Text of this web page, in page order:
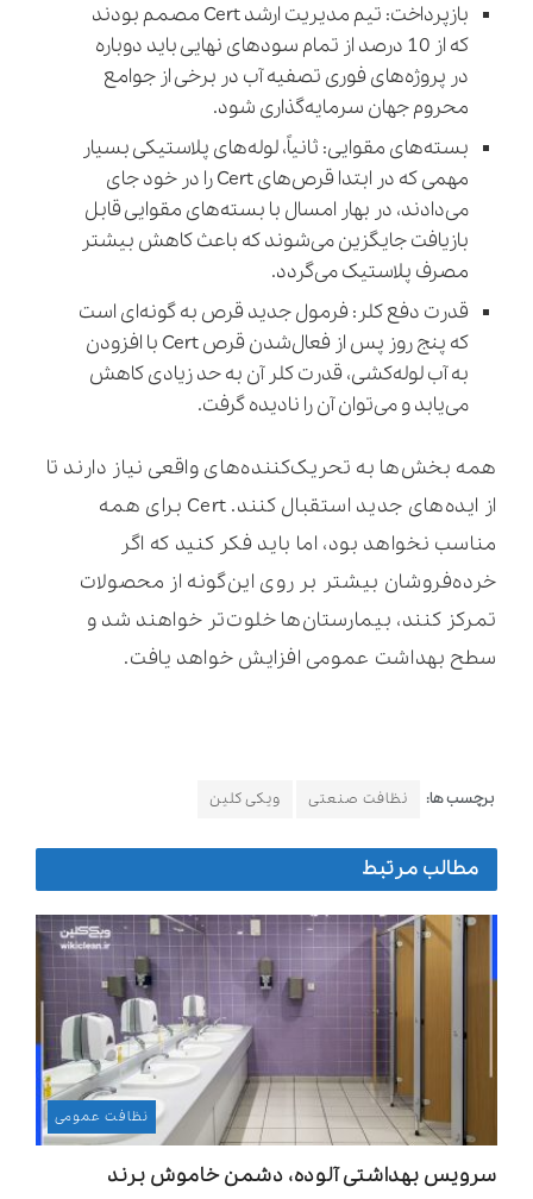
بازپرداخت: تیم مدیریت ارشد Cert مصمم بودند
که از 10 درصد از تمام سودهای نهایی باید دوباره
در پروژه‌های فوری تصفیه آب در برخی از جوامع
محروم جهان سرمایه‌گذاری شود.
بسته‌های مقوایی: ثانیاً، لوله‌های پلاستیکی بسیار
مهمی که در ابتدا قرص‌های Cert را در خود جای
می‌دادند، در بهار امسال با بسته‌های مقوایی قابل
بازیافت جایگزین می‌شوند که باعث کاهش بیشتر
مصرف پلاستیک می‌گردد.
قدرت دفع کلر: فرمول جدید قرص به گونه‌ای است
که پنج روز پس از فعال‌شدن قرص Cert با افزودن
به آب لوله‌کشی، قدرت کلر آن به حد زیادی کاهش
می‌یابد و می‌توان آن را نادیده گرفت.
همه بخش‌ها به تحریک‌کننده‌های واقعی نیاز دارند تا
از ایده‌های جدید استقبال کنند. Cert برای همه
مناسب نخواهد بود، اما باید فکر کنید که اگر
خرده‌فروشان بیشتر بر روی این‌گونه از محصولات
تمرکز کنند، بیمارستان‌ها خلوت‌تر خواهند شد و
سطح بهداشت عمومی افزایش خواهد یافت.
برچسب ها: نظافت صنعتی ویکی کلین
مطالب مرتبط
نظافت عمومی
سرویس بهداشتی آلوده، دشمن خاموش برند